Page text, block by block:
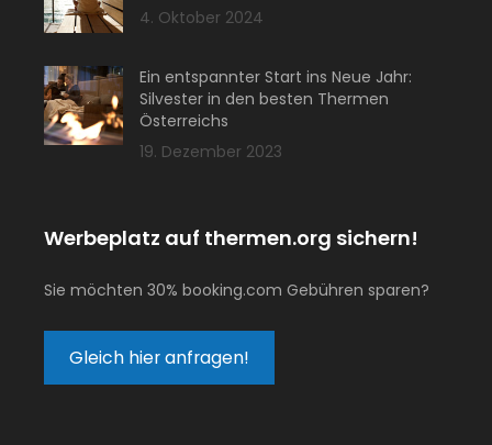
4. Oktober 2024
Ein entspannter Start ins Neue Jahr:
Silvester in den besten Thermen
Österreichs
19. Dezember 2023
Werbeplatz auf thermen.org sichern!
Sie möchten 30% booking.com Gebühren sparen?
Gleich hier anfragen!